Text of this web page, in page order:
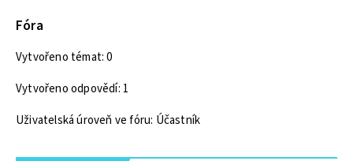
Fóra
Vytvořeno témat: 0
Vytvořeno odpovědí: 1
Uživatelská úroveň ve fóru: Účastník